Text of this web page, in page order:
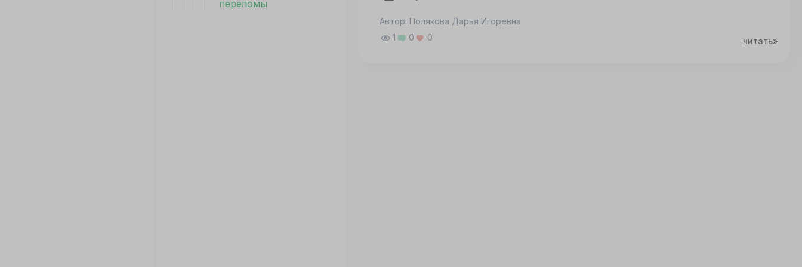
переломы
Автор: Полякова Дарья Игоревна
1
0 0 читать»
Принять все